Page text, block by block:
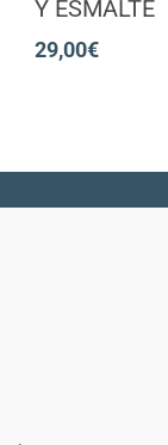
Y ESMALTE
29,00€